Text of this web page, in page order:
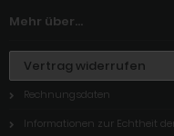
Mehr über...
Vertrag widerrufen
Rechnungsdaten
Informationen zur Echtheit